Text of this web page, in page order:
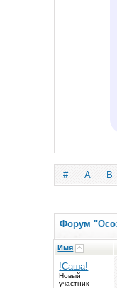
# A B
Форум
Имя
!Саша!
Новый
участник